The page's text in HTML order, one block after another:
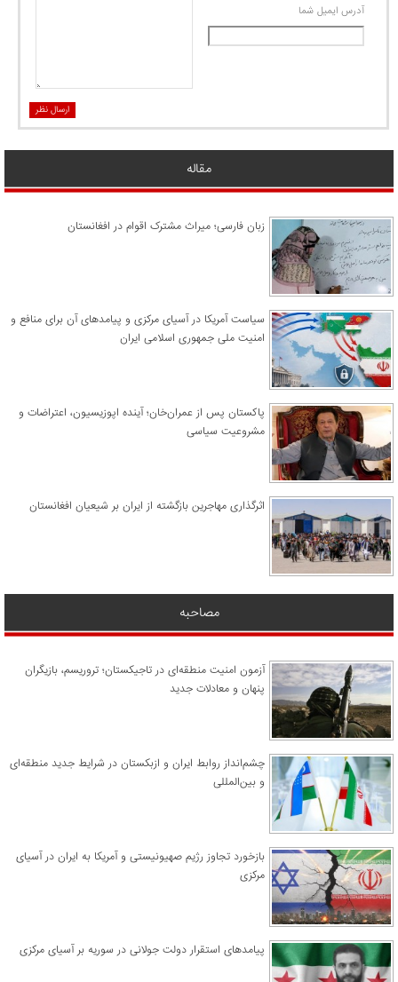
آدرس ايميل شما
ارسال نظر
مقاله
زبان فارسی؛ میراث مشترک اقوام در افغانستان
سیاست آمریکا در آسیای مرکزی و پیامدهای آن برای منافع و
امنیت ملی جمهوری اسلامی ایران
پاکستان پس از عمران‌خان؛ آینده اپوزیسیون، اعتراضات و
مشروعیت سیاسی
اثرگذاری مهاجرین بازگشته از ایران بر شیعیان افغانستان
مصاحبه
آزمون امنیت منطقه‌ای در تاجیکستان؛ تروریسم، بازیگران
پنهان و معادلات جدید
چشم‌انداز روابط ایران و ازبکستان در شرایط جدید منطقه‌ای
و بین‌المللی
​بازخورد تجاوز رژیم صهیونیستی و آمریکا به ایران در آسیای
مرکزی
پیامدهای استقرار دولت جولانی در سوریه بر آسیای مرکزی